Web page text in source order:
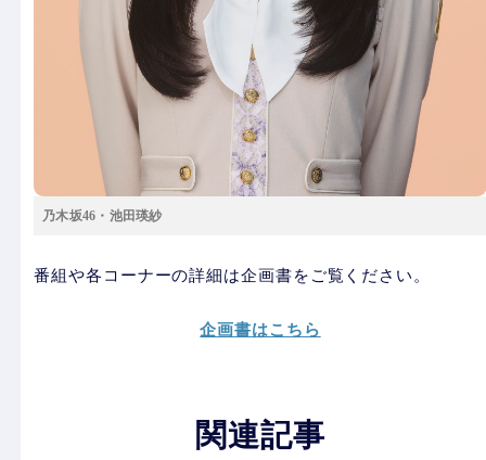
乃木坂46・池田瑛紗
番組や各コーナーの詳細は企画書をご覧ください。
企画書はこちら
関連記事